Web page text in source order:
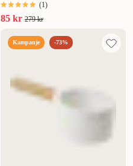
(1)
85 kr 279 kr
Kampanje -73%